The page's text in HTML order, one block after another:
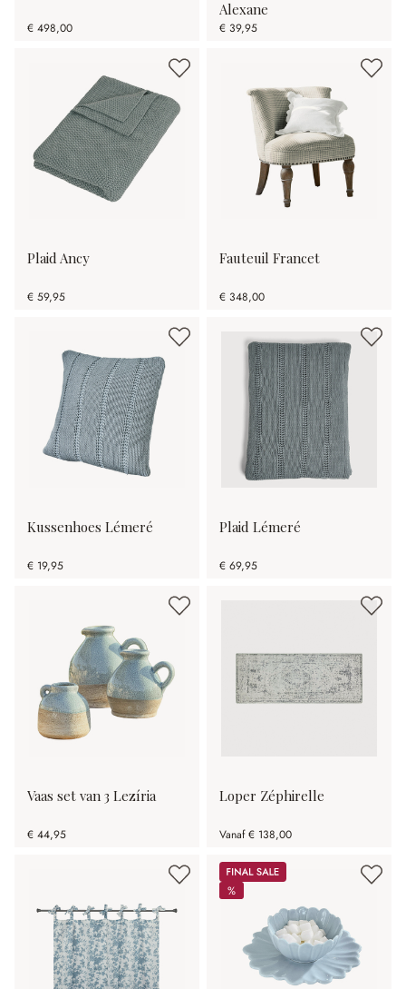
€ 498,00
Alexane
€ 39,95
Plaid Ancy
€ 59,95
Fauteuil Francet
€ 348,00
Kussenhoes Lémeré
€ 19,95
Plaid Lémeré
€ 69,95
Vaas set van 3 Lezíria
€ 44,95
Loper Zéphirelle
Vanaf € 138,00
Sale
%
%